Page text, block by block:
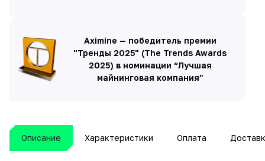
Aximine — победитель премии
"Тренды 2025" (The Trends Awards
2025) в номинации “Лучшая
майнинговая компания”
Описание Характеристики Оплата